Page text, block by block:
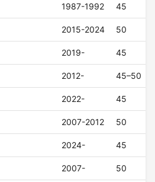
1987-1992 45
2015-2024 50
2019- 45
2012- 45–50
2022- 45
2007-2012 50
2024- 45
2007- 50